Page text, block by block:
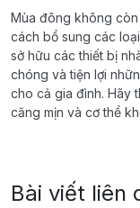
Mùa đông không
cách bổ sung các
sở hữu các thiết bị
chóng và tiện lợi
cho cả gia đình. Hãy
căng mịn và cơ thể
Bài viết liên